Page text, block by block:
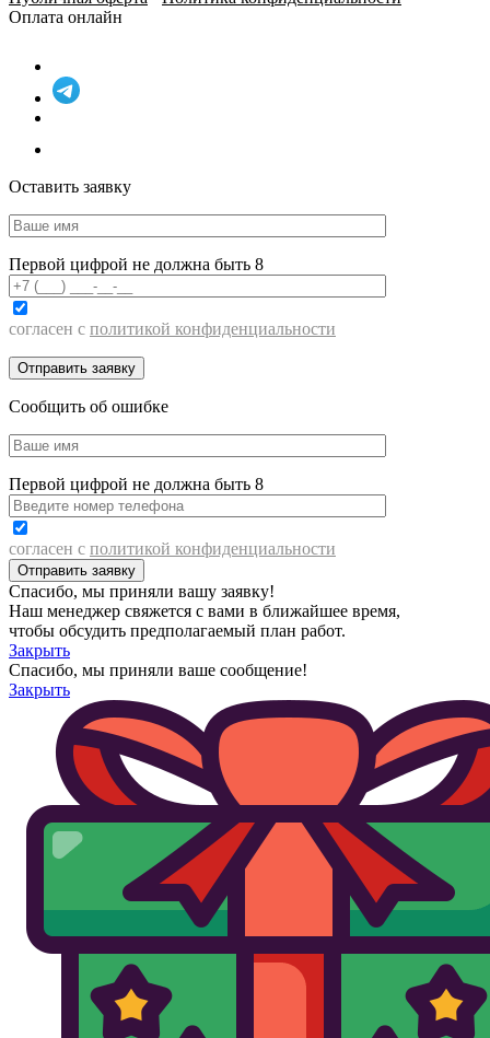
Оплата онлайн
Оставить заявку
Первой цифрой не должна быть 8
согласен с политикой конфиденциальности
Сообщить об ошибке
Первой цифрой не должна быть 8
согласен с политикой конфиденциальности
Спасибо, мы приняли вашу заявку!
Наш менеджер свяжется с вами в ближайшее время,
чтобы обсудить предполагаемый план работ.
Закрыть
Спасибо, мы приняли ваше сообщение!
Закрыть